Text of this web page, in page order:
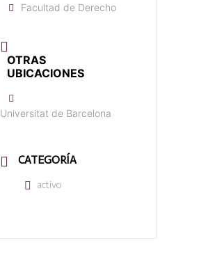
Facultad de Derecho
OTRAS
UBICACIONES
Universitat de Barcelona
CATEGORÍA
activo